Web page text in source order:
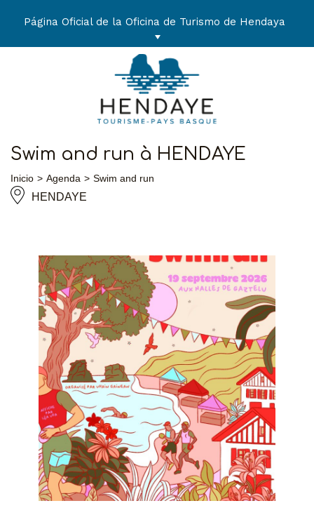
Página Oficial de la Oficina de Turismo de Hendaya
Swim and run à HENDAYE
Inicio Agenda Swim and run
HENDAYE